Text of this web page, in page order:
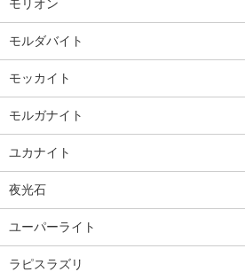
モリオン
モルダバイト
モッカイト
モルガナイト
ユカナイト
夜光石
ユーパーライト
ラピスラズリ